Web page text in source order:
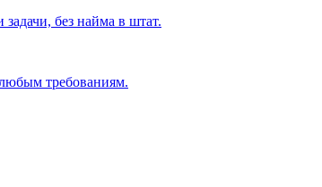
без найма в штат.
требованиям.